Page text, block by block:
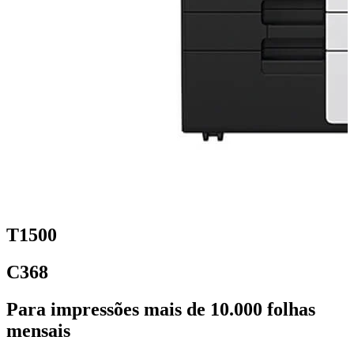
T1500
C368
Para impressões mais de 10.000 folhas
mensais